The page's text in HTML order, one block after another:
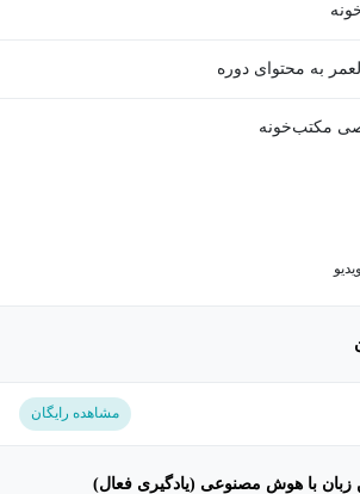
به محتوای دوره
مکتب‌خونه
مشاهده رایگان
زبان با هوش مصنوعی (یادگیری فعال)